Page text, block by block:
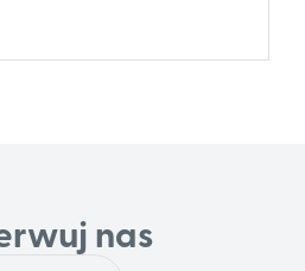
nas